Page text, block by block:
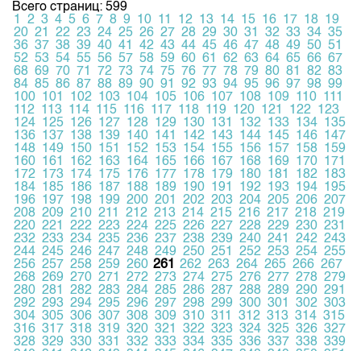
Всего страниц: 599
1
2 3 4 5 6 7 8 9 10 11 12 13 14 15 16 17 18 19
20 21 22 23 24 25 26 27 28 29 30 31 32 33 34 35
36 37 38 39 40 41 42 43 44 45 46 47 48 49 50 51
52 53 54 55 56 57 58 59 60 61 62 63 64 65 66 67
68 69 70 71 72 73 74 75 76 77 78 79 80 81 82 83
84 85 86 87 88 89 90 91 92 93 94 95 96 97 98 99
100 101 102 103 104 105 106 107 108 109 110 111
112 113 114 115 116 117 118 119 120 121 122 123
124 125 126 127 128 129 130 131 132 133 134 135
136 137 138 139 140 141 142 143 144 145 146 147
148 149 150 151 152 153 154 155 156 157 158 159
160 161 162 163 164 165 166 167 168 169 170 171
172 173 174 175 176 177 178 179 180 181 182 183
184 185 186 187 188 189 190 191 192 193 194 195
196 197 198 199 200 201 202 203 204 205 206 207
208 209 210 211 212 213 214 215 216 217 218 219
220 221 222 223 224 225 226 227 228 229 230 231
232 233 234 235 236 237 238 239 240 241 242 243
244 245 246 247 248 249 250 251 252 253 254 255
256 257 258 259 260 261 262 263 264 265 266 267
268 269 270 271 272 273 274 275 276 277 278 279
280 281 282 283 284 285 286 287 288 289 290 291
292 293 294 295 296 297 298 299 300 301 302 303
304 305 306 307 308 309 310 311 312 313 314 315
316 317 318 319 320 321 322 323 324 325 326 327
328 329 330 331 332 333 334 335 336 337 338 339